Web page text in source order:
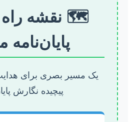
🗺️ نقشه
یک مسیر بصری برای
پیچیده نگارش